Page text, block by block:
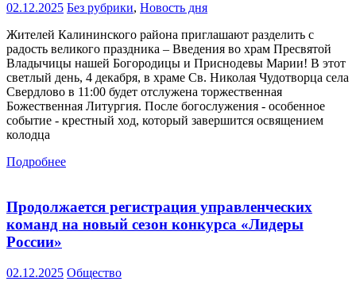
02.12.2025 Без рубрики, Новость дня
Жителей Калининского района приглашают разделить с
радость великого праздника – Введения во храм Пресвятой
Владычицы нашей Богородицы и Приснодевы Марии! В этот
светлый день, 4 декабря, в храме Св. Николая Чудотворца села
Свердлово в 11:00 будет отслужена торжественная
Божественная Литургия. После богослужения - особенное
событие - крестный ход, который завершится освящением
колодца
Подробнее
Продолжается регистрация управленческих
команд на новый сезон конкурса «Лидеры
России»
02.12.2025 Общество